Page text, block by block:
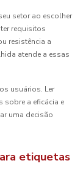
setor ao escolher
requisitos
resistência a
atende a essas
usuários. Ler
sobre a eficácia e
uma decisão
etiquetas